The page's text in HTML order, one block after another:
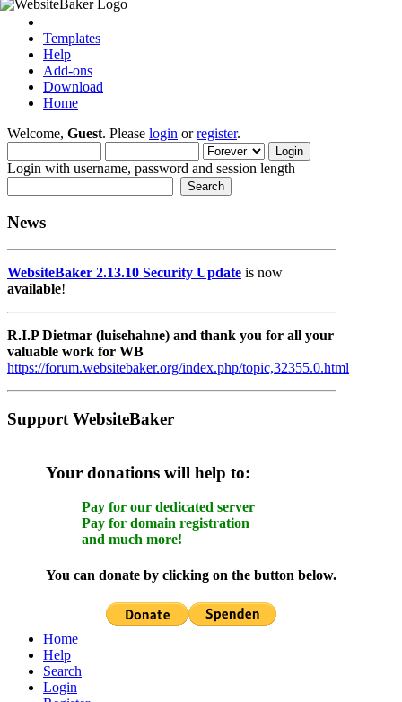
Templates
Help
Add-ons
Download
Home
Welcome, Guest. Please login orregister.
Login with username, password and session length
News
WebsiteBaker 2.13.10 Security Update is now
available!
R.I.P Dietmar (luisehahne) and thank you for all your
valuable work for WB
https://forum.websitebaker.org/index.php/topic,32355.0.html
Support WebsiteBaker
Your donations will help to:
Pay for our dedicated server
Pay for domain registration
and much more!
You can donate by clicking on the button below.
Home
Help
Search
Login